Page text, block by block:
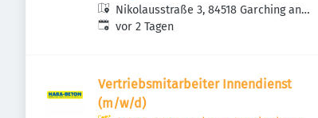
Nikolausstraße 3, 84518 Garching an
der Alz, Deutschland
Veröffentlicht:
vor 2 Tagen
Vertriebsmitarbeiter Innendienst
(m/w/d)